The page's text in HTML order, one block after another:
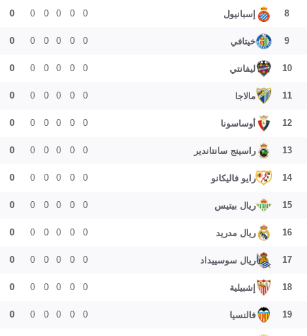
8 إسبانيول 0
0
0
0
0
0
9 خيتافي 0
0
0
0
0
0
10 ليفانتي 0
0
0
0
0
0
11 مالاجا 0
0
0
0
0
0
12 أوساسونا 0
0
0
0
0
0
13 راسينج سانتاندير 0
0
0
0
0
0
14 رايو فاليكانو 0
0
0
0
0
0
15 ريال بيتيس 0
0
0
0
0
0
16 ريال مدريد 0
0
0
0
0
0
17 ريال سوسييداد 0
0
0
0
0
0
18 إشبيلية 0
0
0
0
0
0
19 فالنسيا 0
0
0
0
0
0